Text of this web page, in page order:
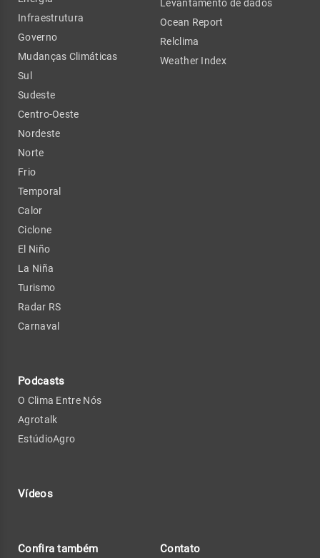
Infraestrutura
Governo
Mudanças Climáticas
Sul
Sudeste
Centro-Oeste
Nordeste
Norte
Frio
Temporal
Calor
Ciclone
El Niño
La Niña
Turismo
Radar RS
Carnaval
Podcasts
O Clima Entre Nós
Agrotalk
EstúdioAgro
Vídeos
Levantamento de dados
Ocean Report
Relclima
Weather Index
Confira também Contato